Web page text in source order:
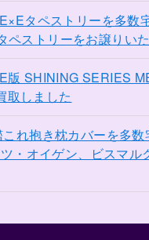
タペストリーを多数
ペストリーをお譲りい
版 SHINING SERIES
取しました
れ抱き枕カバーを多数
・オイゲン、ビスマル